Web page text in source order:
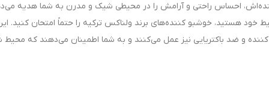
احساس راحتی و آرامش را در محیطی شیک و مدرن به شما هدیه
خود هستید، خوشبو کننده‌های برند ولناکس ترکیه را حتماً امتحان کنید.
و ضد باکتریایی نیز عمل می‌کنند و به شما اطمینان می‌دهند که